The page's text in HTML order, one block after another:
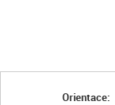
Orientace: